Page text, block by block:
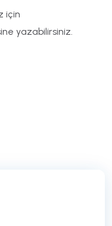
için
yazabilirsiniz.